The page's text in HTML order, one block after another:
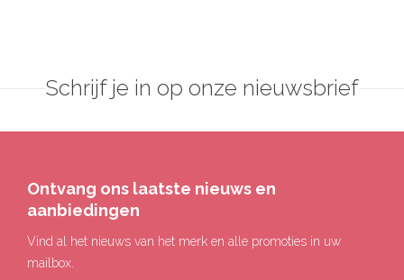
Schrijf je in op onze nieuwsbrief
Ontvang ons laatste nieuws en
aanbiedingen
Vind al het nieuws van het merk en alle promoties in uw
mailbox.